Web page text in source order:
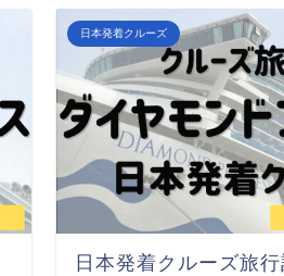
日本発着クルーズ
日本発着クルーズ旅